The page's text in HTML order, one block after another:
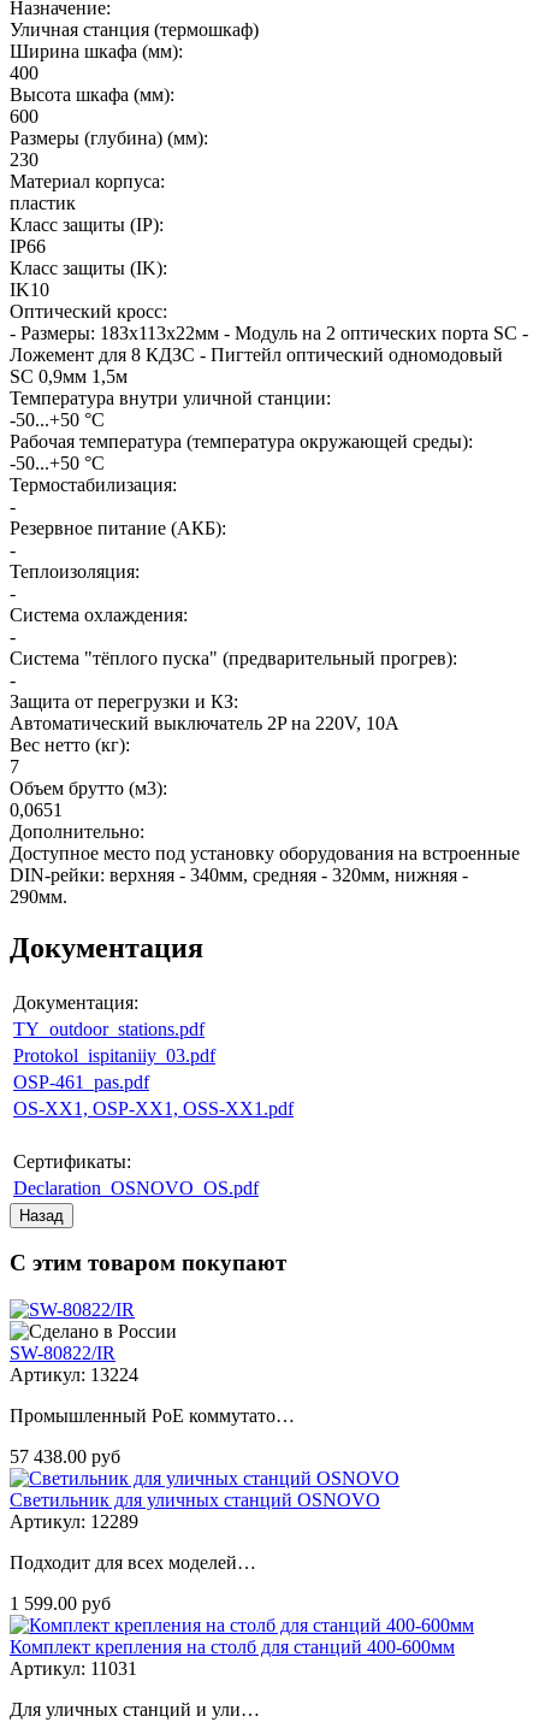
Назначение:
Уличная станция (термошкаф)
Ширина шкафа (мм):
400
Высота шкафа (мм):
600
Размеры (глубина) (мм):
230
Материал корпуса:
пластик
Класс защиты (IP):
IP66
Класс защиты (IK):
IK10
Оптический кросс:
- Размеры: 183x113x22мм - Модуль на 2 оптических порта SC -
Ложемент для 8 КДЗС - Пигтейл оптический одномодовый
SC 0,9мм 1,5м
Температура внутри уличной станции:
-50...+50 °С
Рабочая температура (температура окружающей среды):
-50...+50 °С
Термостабилизация:
-
Резервное питание (АКБ):
-
Теплоизоляция:
-
Система охлаждения:
-
Система "тёплого пуска" (предварительный прогрев):
-
Защита от перегрузки и КЗ:
Автоматический выключатель 2P на 220V, 10A
Вес нетто (кг):
7
Объем брутто (м3):
0,0651
Дополнительно:
Доступное место под установку оборудования на встроенные
DIN-рейки: верхняя - 340мм, средняя - 320мм, нижняя -
290мм.
Документация
Документация:
TY_outdoor_stations.pdf
Protokol_ispitaniiy_03.pdf
OSP-461_pas.pdf
OS-XX1, OSP-XX1, OSS-XX1.pdf
Сертификаты:
Declaration_OSNOVO_OS.pdf
С этим товаром покупают
SW-80822/IR
Артикул: 13224
Промышленный PoE коммутато…
57 438.00 руб
Светильник для уличных станций OSNOVO
Артикул: 12289
Подходит для всех моделей…
1 599.00 руб
Комплект крепления на столб для станций 400-600мм
Артикул: 11031
Для уличных станций и ули…